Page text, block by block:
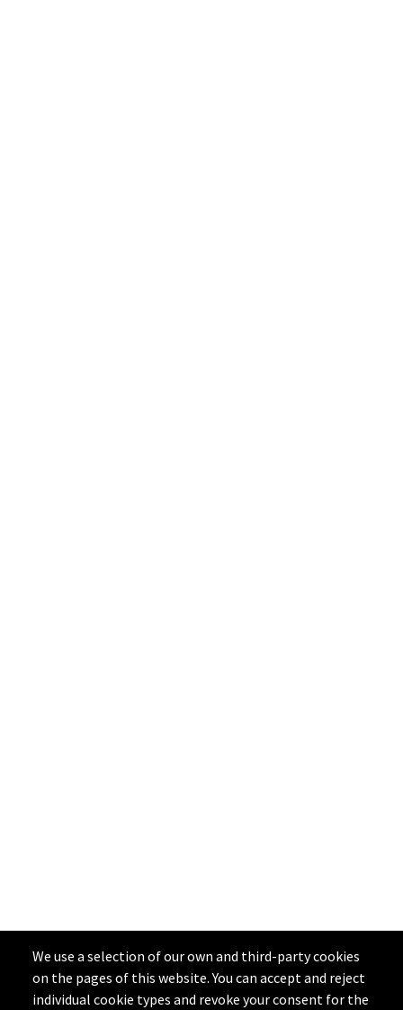
We use a selection of our own and third-party cookies
on the pages of this website. You can accept and reject
individual cookie types and revoke your consent for the